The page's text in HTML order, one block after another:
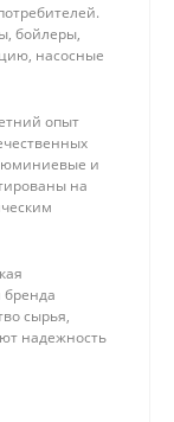
бойлеры,
насосные
опыт
и
на
сырья,
надежность